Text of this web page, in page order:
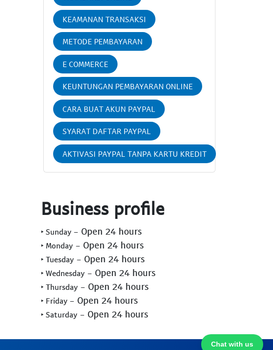
KEAMANAN TRANSAKSI
METODE PEMBAYARAN
E COMMERCE
KEUNTUNGAN PEMBAYARAN ONLINE
CARA BUAT AKUN PAYPAL
SYARAT DAFTAR PAYPAL
AKTIVASI PAYPAL TANPA KARTU KREDIT
Chat with us
Business profile
‣ Sunday - Open 24 hours
‣ Monday - Open 24 hours
‣ Tuesday - Open 24 hours
‣ Wednesday - Open 24 hours
‣ Thursday - Open 24 hours
‣ Friday - Open 24 hours
‣ Saturday - Open 24 hours